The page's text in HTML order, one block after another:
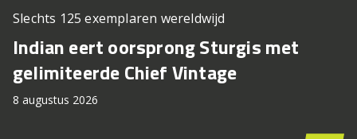
Slechts 125 exemplaren wereldwijd
Indian eert oorsprong Sturgis met
gelimiteerde Chief Vintage
8 augustus 2026